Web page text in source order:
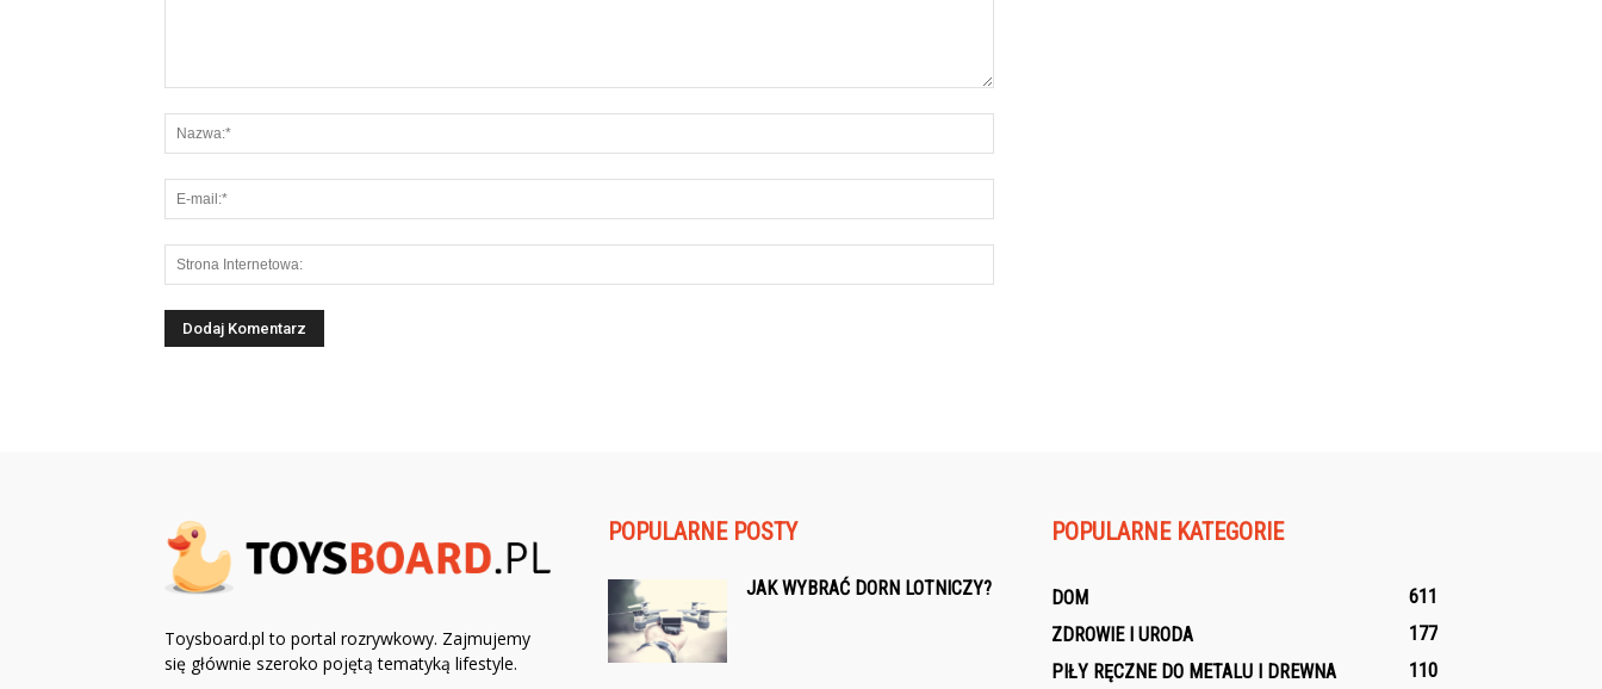
Toysboard.pl to portal rozrywkowy. Zajmujemy
się głównie szeroko pojętą tematyką lifestyle.
POPULARNE POSTY
JAK WYBRAĆ DORN LOTNICZY?
POPULARNE KATEGORIE
DOM
611
ZDROWIE I URODA
177
PIŁY RĘCZNE DO METALU I DREWNA
110